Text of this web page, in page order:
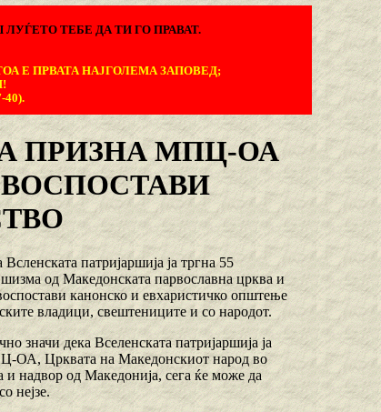
ТЕБЕ ДА ТИ ГО ПРАВАТ.
Е ПРВАТА НАЈГОЛЕМА ЗАПОВЕД;
ПРИЗНА МПЦ-ОА
патријаршија ја тргна 55
од Македонската парвославна црква и
канонско и евхаристичко општење
владици, свештениците и со народот.
значи дека Вселенската патријаршија ја
ОА, Црквата на Македонскиот народ во
и надвор од Македонија, сега ќе може да
нејзе.